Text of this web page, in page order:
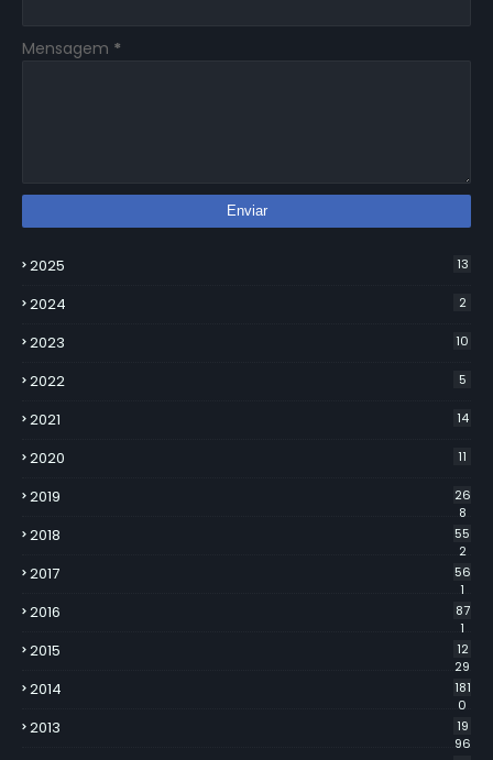
Mensagem *
2025 13
2024 2
2023 10
2022 5
2021 14
2020 11
2019
26
8
2018
55
2
2017
56
1
2016
87
1
2015
12
29
2014
181
0
2013
19
96